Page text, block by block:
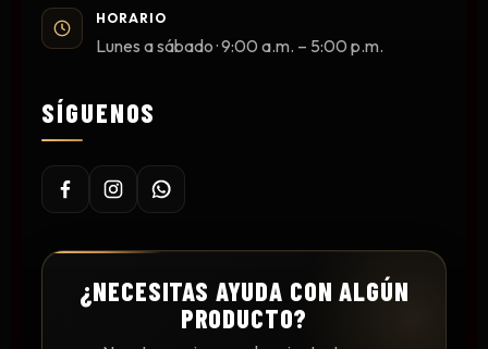
HORARIO
Lunes a sábado · 9:00 a.m. – 5:00 p.m.
SÍGUENOS
¿NECESITAS AYUDA CON ALGÚN
PRODUCTO?